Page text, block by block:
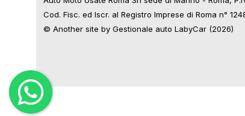
Cod. Fisc. ed Iscr. al Registro Imprese di Roma n°
© Another site by Gestionale auto LabyCar (2026)